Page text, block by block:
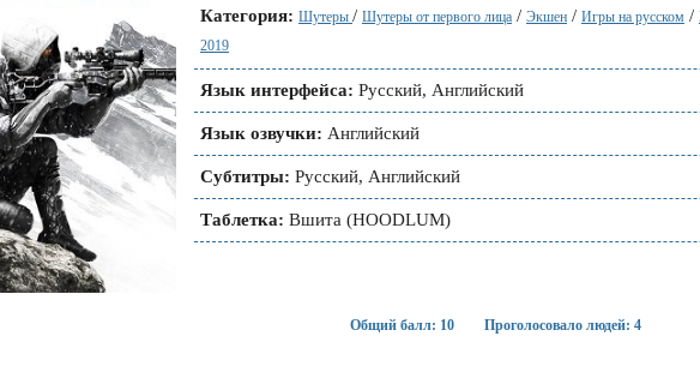
Категория: Шутеры / Шутеры от первого лица / Экшен / Игры на русском /
2019
Язык интерфейса: Русский, Английский
Язык озвучки: Английский
Субтитры: Русский, Английский
Таблетка: Вшита (HOODLUM)
Общий балл: 10 Проголосовало людей: 4